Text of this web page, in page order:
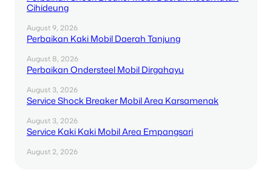
Cihideung
August 9, 2026
Perbaikan Kaki Mobil Daerah Tanjung
August 8, 2026
Perbaikan Ondersteel Mobil Dirgahayu
August 3, 2026
Service Shock Breaker Mobil Area Karsamenak
August 3, 2026
Service Kaki Kaki Mobil Area Empangsari
August 2, 2026